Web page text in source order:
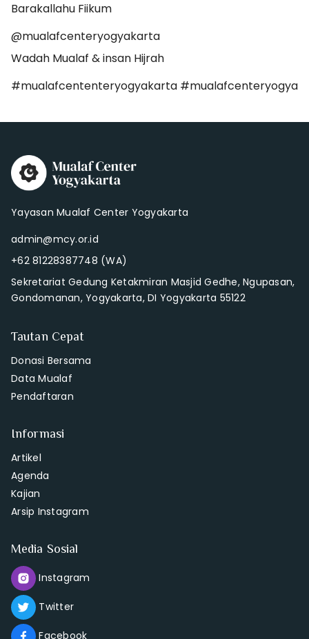
Barakallahu Fiikum
@mualafcenteryogyakarta
Wadah Mualaf & insan Hijrah
#mualafcententeryogyakarta #mualafcenteryogya
Yayasan Mualaf Center Yogyakarta
admin@mcy.or.id
+62 81228387748 (WA)
Sekretariat Gedung Ketakmiran Masjid Gedhe, Ngupasan,
Gondomanan, Yogyakarta, DI Yogyakarta 55122
Tautan Cepat
Donasi Bersama
Data Mualaf
Pendaftaran
Informasi
Artikel
Agenda
Kajian
Arsip Instagram
Media Sosial
Instagram
Twitter
Facebook